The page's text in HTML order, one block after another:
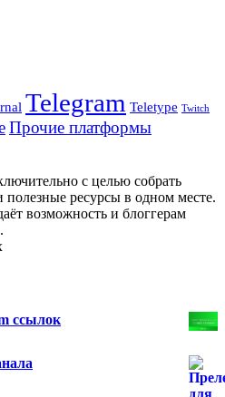
Telegram Teletype Twitch
Прочие платформы
с целью собрать
полезные ресурсы в одном месте.
возможность и блоггерам
ссылок